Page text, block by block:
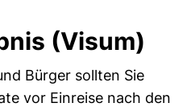
(Visum)
Bürger sollten Sie
vor Einreise nach den